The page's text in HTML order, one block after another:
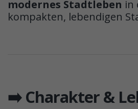
modernes Stadtleben in
kompakten, lebendigen
➡️ Charakter &